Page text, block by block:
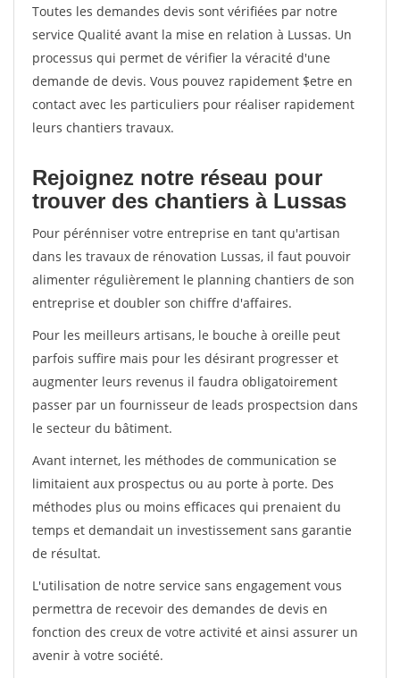
Toutes les demandes devis sont vérifiées par notre
service Qualité avant la mise en relation à Lussas. Un
processus qui permet de vérifier la véracité d'une
demande de devis. Vous pouvez rapidement $etre en
contact avec les particuliers pour réaliser rapidement
leurs chantiers travaux.
Rejoignez notre réseau pour
trouver des chantiers à Lussas
Pour pérénniser votre entreprise en tant qu'artisan
dans les travaux de rénovation Lussas, il faut pouvoir
alimenter régulièrement le planning chantiers de son
entreprise et doubler son chiffre d'affaires.
Pour les meilleurs artisans, le bouche à oreille peut
parfois suffire mais pour les désirant progresser et
augmenter leurs revenus il faudra obligatoirement
passer par un fournisseur de leads prospectsion dans
le secteur du bâtiment.
Avant internet, les méthodes de communication se
limitaient aux prospectus ou au porte à porte. Des
méthodes plus ou moins efficaces qui prenaient du
temps et demandait un investissement sans garantie
de résultat.
L'utilisation de notre service sans engagement vous
permettra de recevoir des demandes de devis en
fonction des creux de votre activité et ainsi assurer un
avenir à votre société.